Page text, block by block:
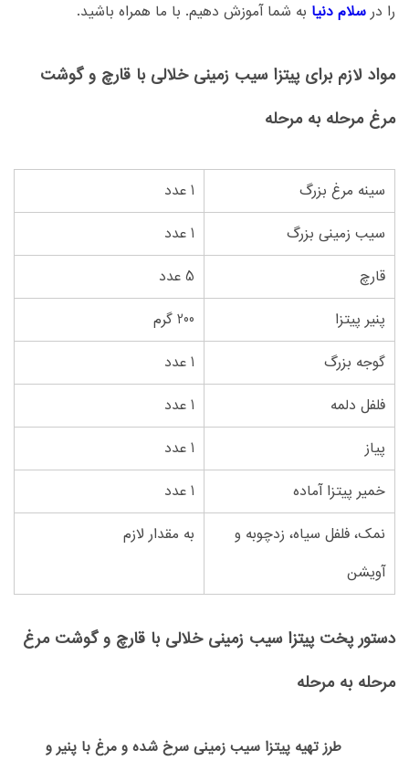
را در سلام دنیا به شما آموزش دهیم. با ما همراه باشید.
مواد لازم برای پیتزا سیب زمینی خلالی با قارچ و گوشت
مرغ مرحله به مرحله
سینه مرغ بزرگ
1 عدد
سیب زمینی بزرگ
1 عدد
قارچ
5 عدد
پنیر پیتزا
200 گرم
گوجه بزرگ
1 عدد
فلفل دلمه
1 عدد
پیاز
1 عدد
خمیر پیتزا آماده
1 عدد
نمک، فلفل سیاه، زدچوبه و
آویشن
به مقدار لازم
دستور پخت پیتزا سیب زمینی خلالی با قارچ و گوشت مرغ
مرحله به مرحله
طرز تهیه پیتزا سیب زمینی سرخ شده و مرغ با پنیر و